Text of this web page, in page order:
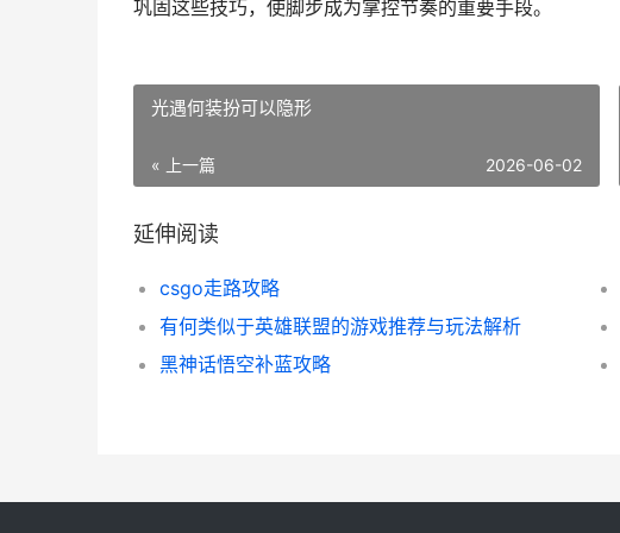
巩固这些技巧，使脚步成为掌控节奏的重要手段。
光遇何装扮可以隐形
« 上一篇 2026-06-02
延伸阅读
csgo走路攻略
有何类似于英雄联盟的游戏推荐与玩法解析
黑神话悟空补蓝攻略